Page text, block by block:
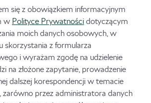
się z obowiązkiem informacyjnym
w Polityce Prywatności dotyczącym
moich danych osobowych, w
skorzystania z formularza
i wyrażam zgodę na udzielenie
na złożone zapytanie, prowadzenie
dalszej korespondencji w temacie
zarówno przez administratora danych